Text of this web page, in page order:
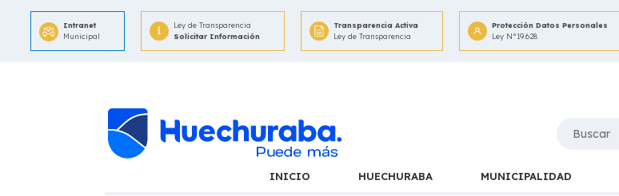
Intranet
Municipal
Ley de Transparencia
Solicitar Información
Transparencia Activa
Ley de Transparencia
Protección Datos Personales
Ley N°19.628
INICIO HUECHURABA MUNICIPALIDAD